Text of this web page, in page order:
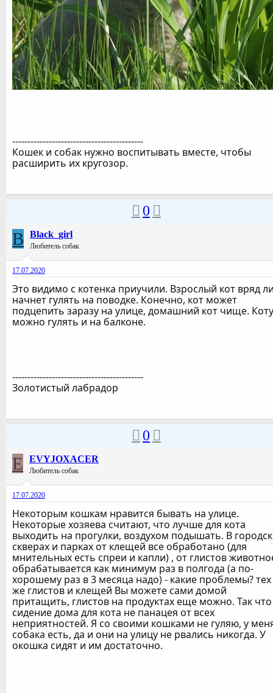
-------------------------------------------
Кошек и собак нужно воспитывать вместе, чтобы
расширить их кругозор.
0
B Black_girl
Любитель собак
17.07.2020
Это видимо с котенка приучили. Взрослый кот вряд
начнет гулять на поводке. Конечно, кот может
подцепить заразу на улице, домашний кот чище. Коту
можно гулять и на балконе.
-------------------------------------------
Золотистый лабрадор
0
E EVYJOXACER
Любитель собак
17.07.2020
Некоторым кошкам нравится бывать на улице.
Некоторые хозяева считают, что лучше для кота
выходить на прогулки, воздухом подышать. В
скверах и парках от клещей все обработано (для
мнительных есть спреи и капли) , от глистов
обрабатывается как минимум раз в полгода (а по-
хорошему раз в 3 месяца надо) - какие проблемы? тех
же глистов и клещей Вы можете сами домой
притащить, глистов на продуктах еще можно. Так что
сидение дома для кота не панацея от всех
неприятностей. Я со своими кошками не гуляю, у
собака есть, да и они на улицу не рвались никогда. У
окошка сидят и им достаточно.